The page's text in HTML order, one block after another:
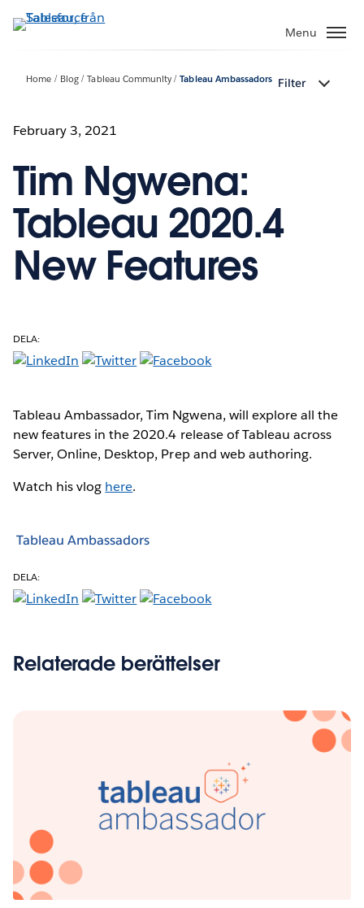
vidare
Menu
Home Blog Tableau Community Tableau Ambassadors Filter
February 3, 2021
Tim Ngwena:
Tableau 2020.4
New Features
DELA:
Tableau Ambassador, Tim Ngwena, will explore all the
new features in the 2020.4 release of Tableau across
Server, Online, Desktop, Prep and web authoring.
Watch his vlog here.
Tableau Ambassadors
DELA:
Relaterade berättelser